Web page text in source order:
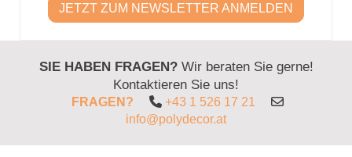
JETZT ZUM NEWSLETTER ANMELDEN
SIE HABEN FRAGEN?Wir beraten Sie gerne!
Kontaktieren Sie uns!
FRAGEN?
+43 1 526 17 21
info@polydecor.at